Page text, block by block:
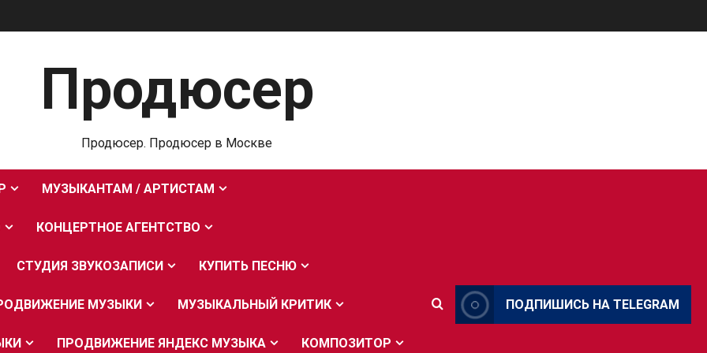
Продюсер
Продюсер. Продюсер в Москве
МУЗЫКАНТАМ / АРТИСТАМ
КОНЦЕРТНОЕ АГЕНТСТВО
СТУДИЯ ЗВУКОЗАПИСИ КУПИТЬ ПЕСНЮ
МУЗЫКИ МУЗЫКАЛЬНЫЙ КРИТИК
ПРОДВИЖЕНИЕ ЯНДЕКС МУЗЫКА КОМПОЗИТОР
ПОДПИШИСЬ НА TELEGRAM